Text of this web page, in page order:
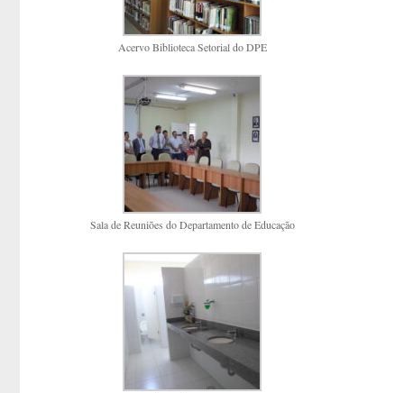
Acervo Biblioteca Setorial do DPE
Sala de Reuniões do Departamento de Educação